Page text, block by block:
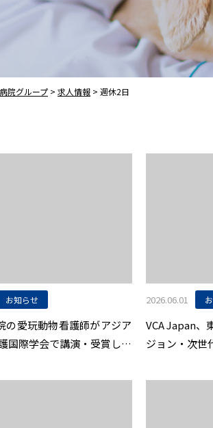
院グループ > 求人情報 > 週休2日
お知らせ
の愛玩動物看護師がアジア
国際学会で講演・受賞しま
2026.06.01
VCA Japan、
ジョン・次世